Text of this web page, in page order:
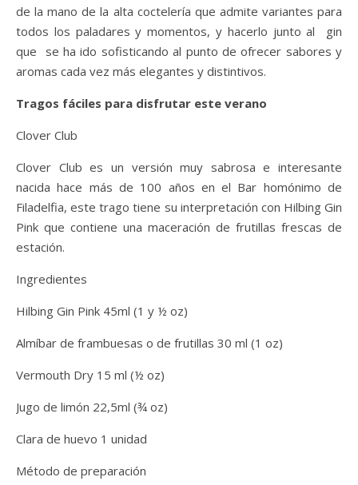
de la mano de la alta coctelería que admite variantes para
todos los paladares y momentos, y hacerlo junto al gin
que se ha ido sofisticando al punto de ofrecer sabores y
aromas cada vez más elegantes y distintivos.
Tragos fáciles para disfrutar este verano
Clover Club
Clover Club es un versión muy sabrosa e interesante
nacida hace más de 100 años en el Bar homónimo de
Filadelfia, este trago tiene su interpretación con Hilbing Gin
Pink que contiene una maceración de frutillas frescas de
estación.
Ingredientes
Hilbing Gin Pink 45ml (1 y ½ oz)
Almíbar de frambuesas o de frutillas 30 ml (1 oz)
Vermouth Dry 15 ml (½ oz)
Jugo de limón 22,5ml (¾ oz)
Clara de huevo 1 unidad
Método de preparación